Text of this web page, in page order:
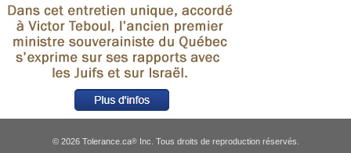
© 2026 Tolerance.ca®Inc. Tous droits de reproduction réservés.